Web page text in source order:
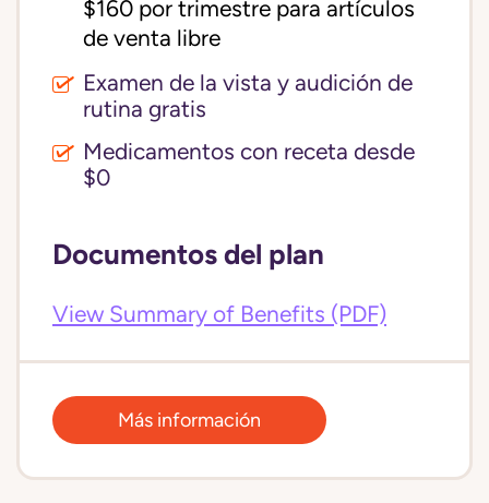
$160 por trimestre para artículos
de venta libre
Examen de la vista y audición de
rutina gratis
Medicamentos con receta desde
$0
Documentos del plan
View Summary of Benefits (PDF)
Más información